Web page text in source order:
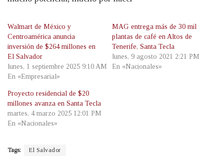
Walmart de México y
Centroamérica anuncia
inversión de $264 millones en
El Salvador
lunes, 1 septiembre 2025 9:10 AM
En «Empresarial»
MAG entrega más de 30 mil
plantas de café en Altos de
Tenerife, Santa Tecla
lunes, 9 agosto 2021 2:21 PM
En «Nacionales»
Proyecto residencial de $20
millones avanza en Santa Tecla
martes, 4 marzo 2025 12:01 PM
En «Nacionales»
Tags: El Salvador